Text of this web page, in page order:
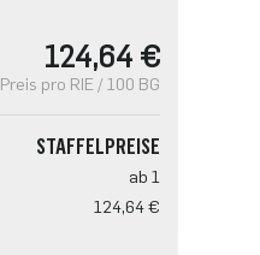
124,64 €
Preis pro RIE / 100 BG
STAFFELPREISE
ab 1
124,64 €